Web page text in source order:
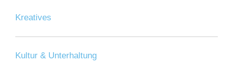
Kreatives
Kultur & Unterhaltung